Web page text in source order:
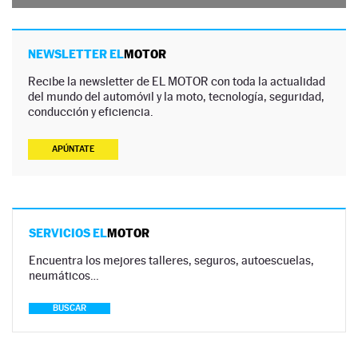
NEWSLETTER ELMOTOR
Recibe la newsletter de EL MOTOR con toda la actualidad
del mundo del automóvil y la moto, tecnología, seguridad,
conducción y eficiencia.
APÚNTATE
SERVICIOS ELMOTOR
Encuentra los mejores talleres, seguros, autoescuelas,
neumáticos…
BUSCAR